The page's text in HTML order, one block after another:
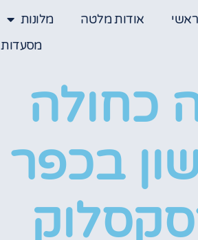
ראשי אודות מלטה מלונות
מסעדות
כחולה
בכפר